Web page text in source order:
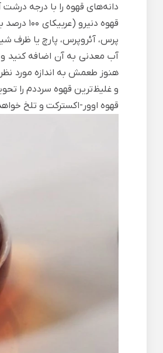
دانه‌های قهوه را با درجه
قهوه دنیرو
پرس، آئروپرس، پارچ یا ظرف
و غلیظ‌ترین قهوه سرددم را تحویل بگیرید، به مخلوط 24
قهوه اوور-اکسترکت و تلخ